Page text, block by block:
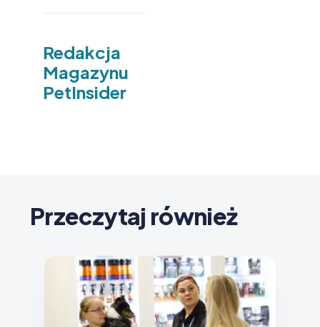
Redakcja
Magazynu
PetInsider
Przeczytaj również